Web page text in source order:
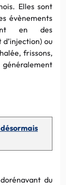
Elles sont
évènements
en des
ou
frissons,
généralement
du